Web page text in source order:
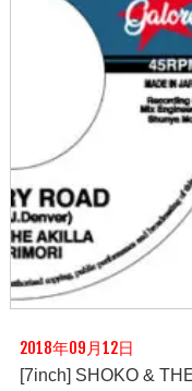
2018年09月12日
[7inch] SHOKO &